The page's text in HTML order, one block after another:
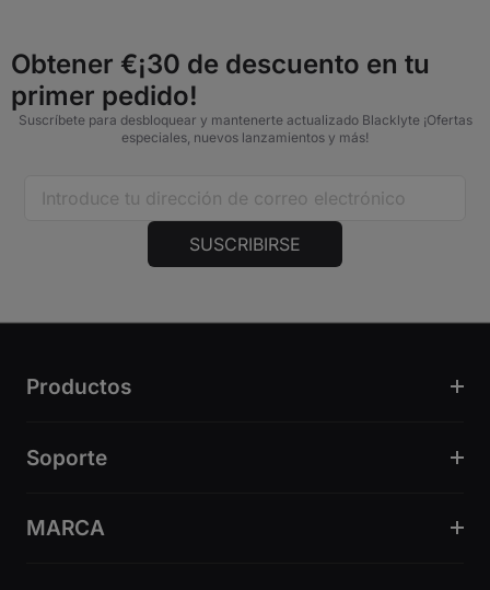
Obtener €¡30 de descuento en tu
primer pedido!
Suscríbete para desbloquear y mantenerte actualizado Blacklyte ¡Ofertas
especiales, nuevos lanzamientos y más!
SUSCRIBIRSE
Productos
Soporte
MARCA